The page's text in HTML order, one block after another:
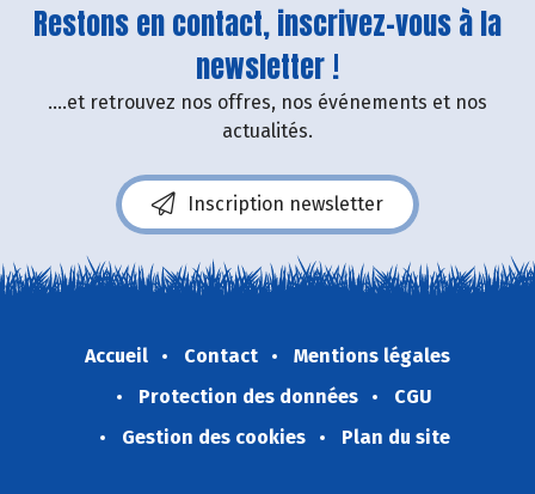
Restons en contact, inscrivez-vous à la
newsletter !
....et retrouvez nos offres, nos événements et nos
actualités.
Inscription newsletter
Accueil Contact
Mentions légales
Protection des données
CGU
Gestion des cookies
Plan du site